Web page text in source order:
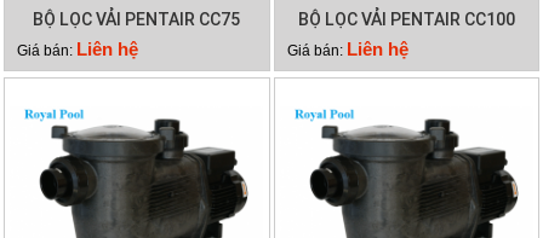
BỘ LỌC VẢI PENTAIR CC75
Giá bán: Liên hệ
BỘ LỌC VẢI PENTAIR CC100
Giá bán: Liên hệ